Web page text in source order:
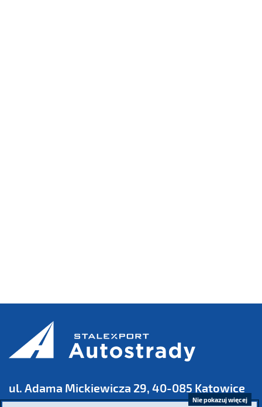
ul. Adama Mickiewicza 29, 40-085 Katowice
Nie pokazuj więcej